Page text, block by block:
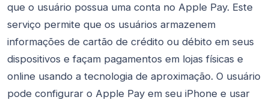
que o usuário possua uma conta no Apple Pay. Este
serviço permite que os usuários armazenem
informações de cartão de crédito ou débito em seus
dispositivos e façam pagamentos em lojas físicas e
online usando a tecnologia de aproximação. O usuário
pode configurar o Apple Pay em seu iPhone e usar